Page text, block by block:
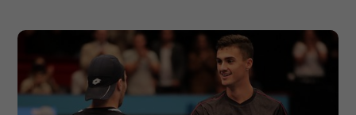
Zweck
Einstellungen. Unter anderem eine
zufällig generierte ID, für die
historische Speicherung Ihrer
vorgenommen Einstellungen, falls der
Webseiten-Betreiber dies eingestellt